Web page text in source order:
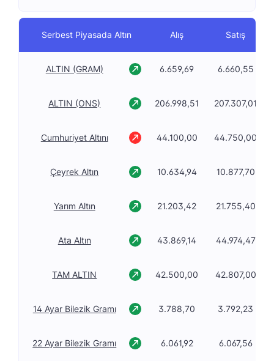
Serbest Piyasada Altın Alış Satış
ALTIN (GRAM) 6.659,69 6.660,55
ALTIN (ONS) 206.998,51 207.307,01
Cumhuriyet Altını 44.100,00 44.750,00
Çeyrek Altın 10.634,94 10.877,70
Yarım Altın 21.203,42 21.755,40
Ata Altın 43.869,14 44.974,47
TAM ALTIN 42.500,00 42.807,00
14 Ayar Bilezik Gramı 3.788,70 3.792,23
22 Ayar Bilezik Gramı 6.061,92 6.067,56